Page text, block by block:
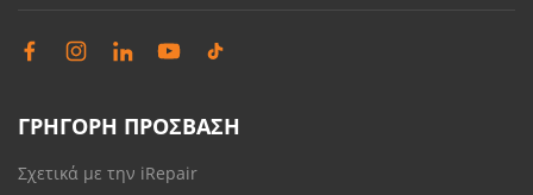
ΓΡΗΓΟΡΗ ΠΡΟΣΒΑΣΗ
Σχετικά με την iRepair